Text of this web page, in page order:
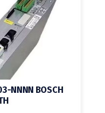
NNNN BOSCH